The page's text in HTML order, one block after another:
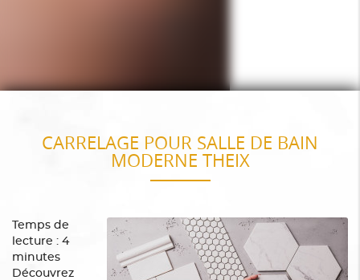
CARRELAGE POUR SALLE DE BAIN
MODERNE THEIX
Temps de
lecture : 4
minutes
Découvrez